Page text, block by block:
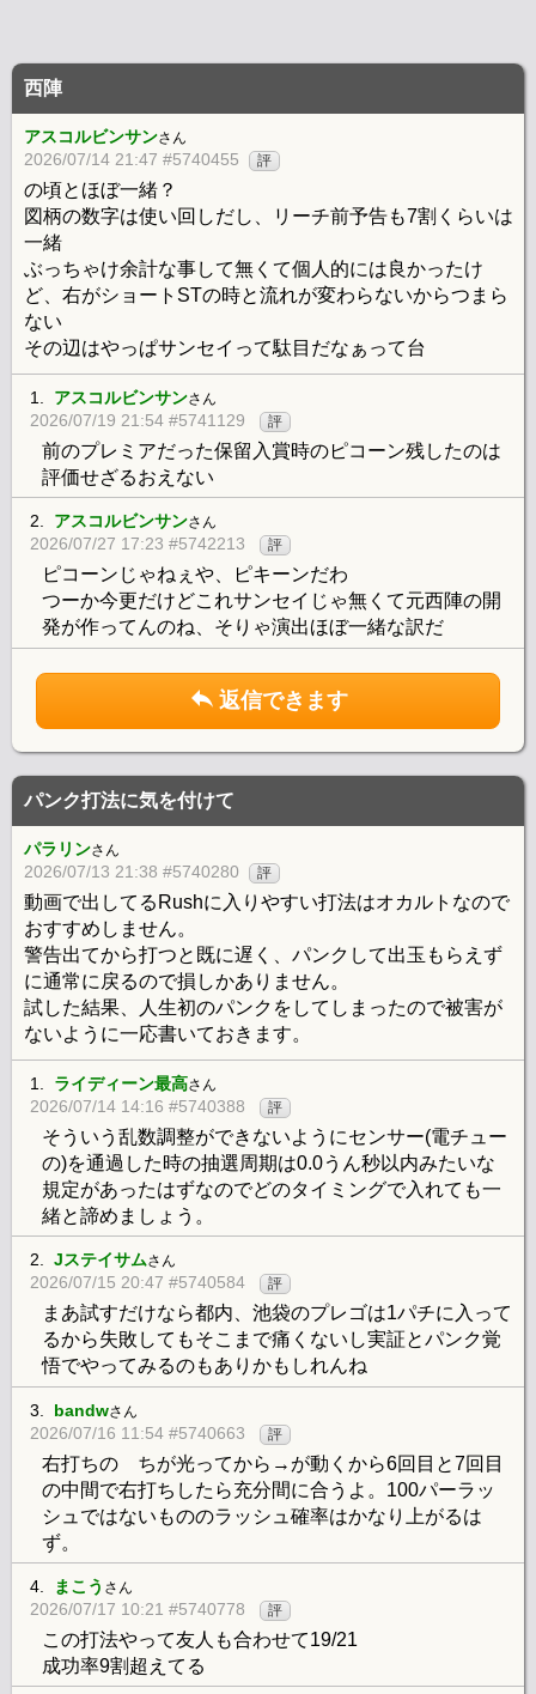
西陣
アスコルビンサンさん
2026/07/14 21:47 #5740455 評
の頃とほぼ一緒？
図柄の数字は使い回しだし、リーチ前予告も7割くらいは
一緒
ぶっちゃけ余計な事して無くて個人的には良かったけ
ど、右がショートSTの時と流れが変わらないからつまら
ない
その辺はやっぱサンセイって駄目だなぁって台
1. アスコルビンサンさん
2026/07/19 21:54 #5741129 評
前のプレミアだった保留入賞時のピコーン残したのは
評価せざるおえない
2. アスコルビンサンさん
2026/07/27 17:23 #5742213 評
ピコーンじゃねぇや、ピキーンだわ
つーか今更だけどこれサンセイじゃ無くて元西陣の開
発が作ってんのね、そりゃ演出ほぼ一緒な訳だ
返信できます
パンク打法に気を付けて
パラリンさん
2026/07/13 21:38 #5740280 評
動画で出してるRushに入りやすい打法はオカルトなので
おすすめしません。
警告出てから打つと既に遅く、パンクして出玉もらえず
に通常に戻るので損しかありません。
試した結果、人生初のパンクをしてしまったので被害が
ないように一応書いておきます。
1. ライディーン最高さん
2026/07/14 14:16 #5740388 評
そういう乱数調整ができないようにセンサー(電チュー
の)を通過した時の抽選周期は0.0うん秒以内みたいな
規定があったはずなのでどのタイミングで入れても一
緒と諦めましょう。
2. Jステイサムさん
2026/07/15 20:47 #5740584 評
まあ試すだけなら都内、池袋のプレゴは1パチに入って
るから失敗してもそこまで痛くないし実証とパンク覚
悟でやってみるのもありかもしれんね
3. bandwさん
2026/07/16 11:54 #5740663 評
右打ちの ちが光ってから→が動くから6回目と7回目
の中間で右打ちしたら充分間に合うよ。100パーラッ
シュではないもののラッシュ確率はかなり上がるは
ず。
4. まこう さん
2026/07/17 10:21 #5740778 評
この打法やって友人も合わせて19/21
成功率9割超えてる